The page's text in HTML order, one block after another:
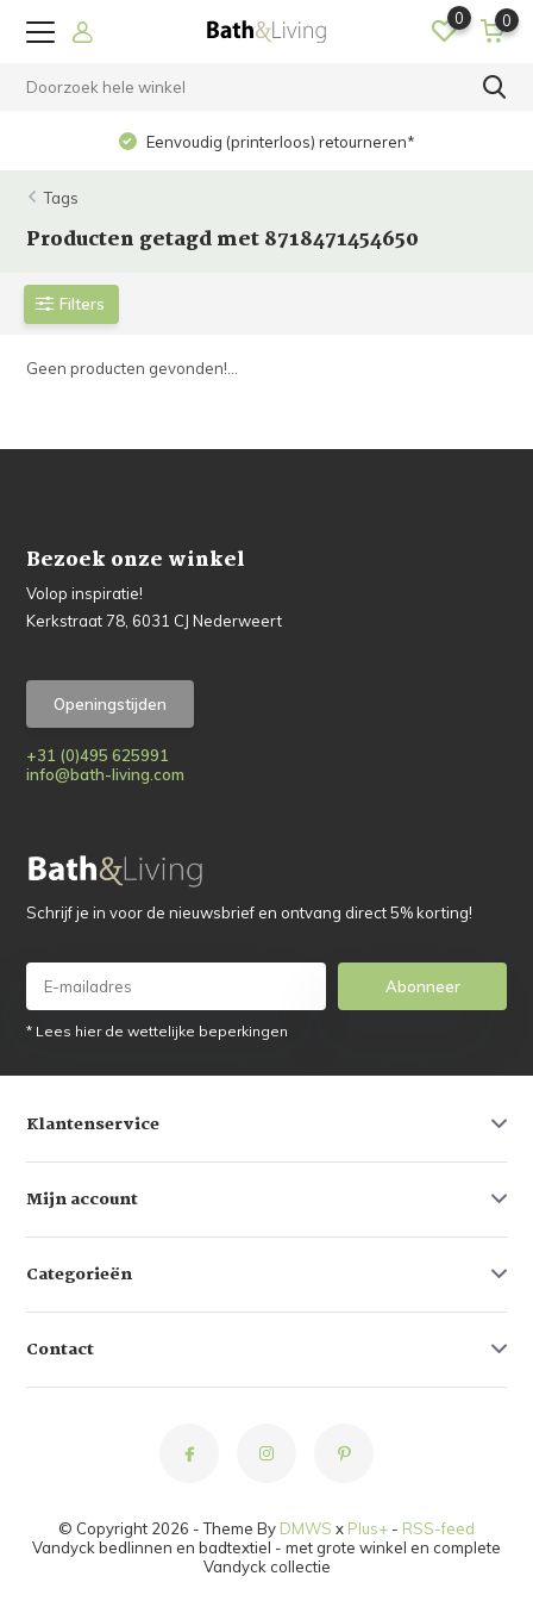
0 0
Eenvoudig (printerloos) retourneren*
Tags
Producten getagd met 8718471454650
Filters
Geen producten gevonden!...
Bezoek onze winkel
Volop inspiratie!
Kerkstraat 78, 6031 CJ Nederweert
Openingstijden
+31 (0)495 625991
info@bath-living.com
Schrijf je in voor de nieuwsbrief en ontvang direct 5% korting!
Abonneer
* Lees hier de wettelijke beperkingen
Klantenservice
Mijn account
Categorieën
Contact
© Copyright 2026 - Theme By DMWS x Plus+ - RSS-feed
Vandyck bedlinnen en badtextiel - met grote winkel en complete
Vandyck collectie